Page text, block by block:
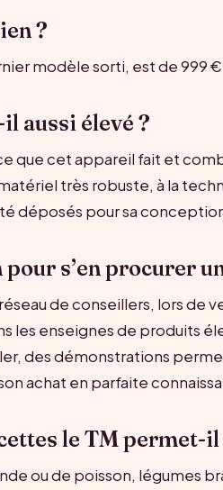
?
modèle sorti, est de 999
aussi élevé ?
que cet appareil fait et
très robuste, à la
déposés pour sa
s’en procurer
de conseillers, lors de
les enseignes de produits
des démonstrations
achat en parfaite
le TM permet-
ou de poisson, légumes